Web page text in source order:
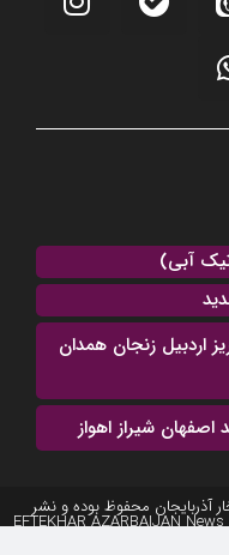
آبی)
اردبیل زنجان همدان
شیراز اهواز
آذربایجان محفوظ بوده و نشر
مطالب با ذکر منبع بلامانع است. 2025-2022 © EFTEKHAR AZARBAIJAN News